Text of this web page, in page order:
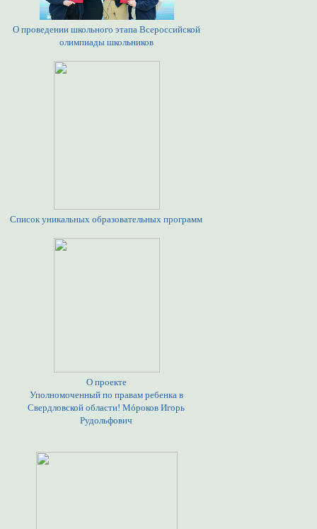
О проведении школьного этапа Всероссийской
олимпиады школьников
Список уникальных образовательных программ
О проекте
Уполномоченный по правам ребенка в
Свердловской области! Мóроков Игорь
Рудольфович